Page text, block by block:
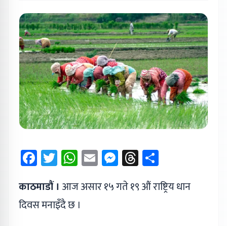
Facebook
Twitter
WhatsApp
EmailMessenger
Threads
काठमाडौं । आज असार १५ गते १९ औं राष्ट्रिय धान
दिवस मनाइँदै छ ।